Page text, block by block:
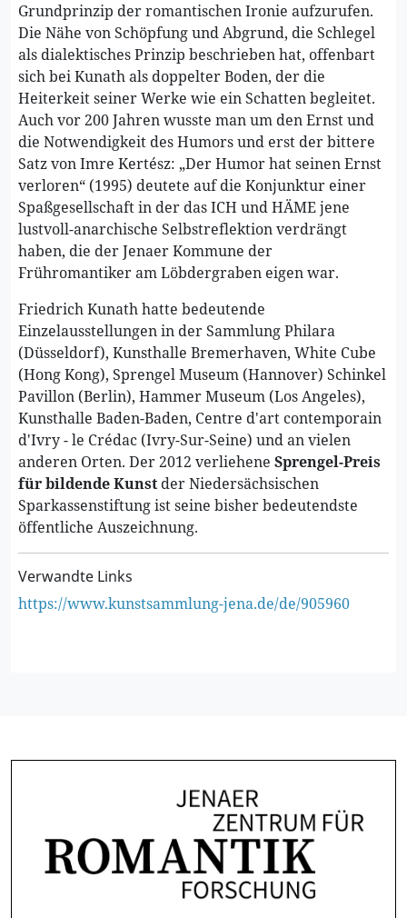
Grundprinzip der romantischen Ironie aufzurufen.
Die Nähe von Schöpfung und Abgrund, die Schlegel
als dialektisches Prinzip beschrieben hat, offenbart
sich bei Kunath als doppelter Boden, der die
Heiterkeit seiner Werke wie ein Schatten begleitet.
Auch vor 200 Jahren wusste man um den Ernst und
die Notwendigkeit des Humors und erst der bittere
Satz von Imre Kertész: „Der Humor hat seinen Ernst
verloren“ (1995) deutete auf die Konjunktur einer
Spaßgesellschaft in der das ICH und HÄME jene
lustvoll-anarchische Selbstreflektion verdrängt
haben, die der Jenaer Kommune der
Frühromantiker am Löbdergraben eigen war.
Friedrich Kunath hatte bedeutende
Einzelausstellungen in der Sammlung Philara
(Düsseldorf), Kunsthalle Bremerhaven, White Cube
(Hong Kong), Sprengel Museum (Hannover) Schinkel
Pavillon (Berlin), Hammer Museum (Los Angeles),
Kunsthalle Baden-Baden, Centre d'art contemporain
d'Ivry - le Crédac (Ivry-Sur-Seine) und an vielen
anderen Orten. Der 2012 verliehene Sprengel-Preis
für bildende Kunst der Niedersächsischen
Sparkassenstiftung ist seine bisher bedeutendste
öffentliche Auszeichnung.
Verwandte Links
https://www.kunstsammlung-jena.de/de/905960